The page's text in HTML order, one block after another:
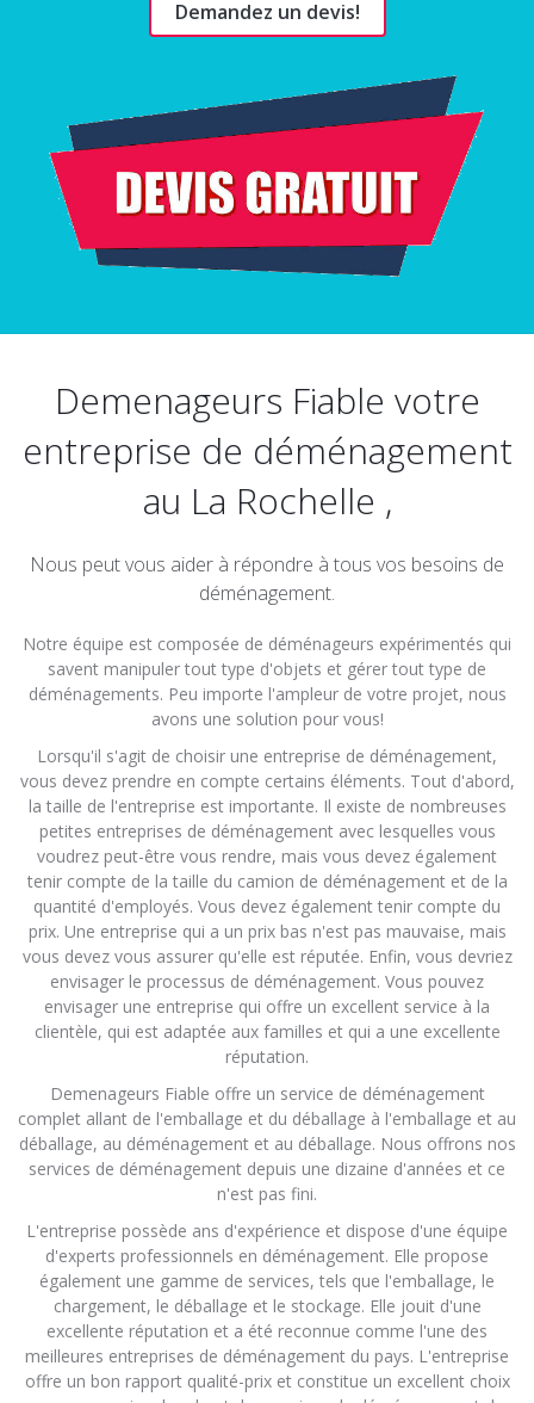
Demandez un devis!
Demenageurs Fiable votre
entreprise de déménagement
au La Rochelle ,
Nous peut vous aider à répondre à tous vos besoins de
déménagement.
Notre équipe est composée de déménageurs expérimentés qui
savent manipuler tout type d'objets et gérer tout type de
déménagements. Peu importe l'ampleur de votre projet, nous
avons une solution pour vous!
Lorsqu'il s'agit de choisir une entreprise de déménagement,
vous devez prendre en compte certains éléments. Tout d'abord,
la taille de l'entreprise est importante. Il existe de nombreuses
petites entreprises de déménagement avec lesquelles vous
voudrez peut-être vous rendre, mais vous devez également
tenir compte de la taille du camion de déménagement et de la
quantité d'employés. Vous devez également tenir compte du
prix. Une entreprise qui a un prix bas n'est pas mauvaise, mais
vous devez vous assurer qu'elle est réputée. Enfin, vous devriez
envisager le processus de déménagement. Vous pouvez
envisager une entreprise qui offre un excellent service à la
clientèle, qui est adaptée aux familles et qui a une excellente
réputation.
Demenageurs Fiable offre un service de déménagement
complet allant de l'emballage et du déballage à l'emballage et au
déballage, au déménagement et au déballage. Nous offrons nos
services de déménagement depuis une dizaine d'années et ce
n'est pas fini.
L'entreprise possède ans d'expérience et dispose d'une équipe
d'experts professionnels en déménagement. Elle propose
également une gamme de services, tels que l'emballage, le
chargement, le déballage et le stockage. Elle jouit d'une
excellente réputation et a été reconnue comme l'une des
meilleures entreprises de déménagement du pays. L'entreprise
offre un bon rapport qualité-prix et constitue un excellent choix